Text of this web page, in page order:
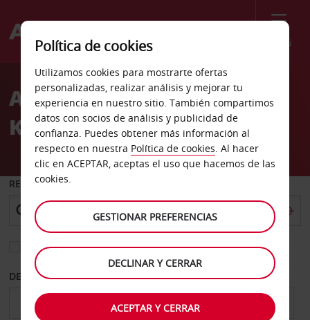
Menú
Welcome
AvisAlquiler de coches
Katrineholm
RECOGER EN
Elegir otra oficina de devolución
DESDE HASTA
Política de cookies
Utilizamos cookies para mostrarte ofertas
personalizadas, realizar análisis y mejorar tu
experiencia en nuestro sitio. También compartimos
datos con socios de análisis y publicidad de
confianza. Puedes obtener más información al
respecto en nuestra Política de cookies. Al hacer
clic en ACEPTAR, aceptas el uso que hacemos de las
cookies.
GESTIONAR PREFERENCIAS
DECLINAR Y CERRAR
ACEPTAR Y CERRAR